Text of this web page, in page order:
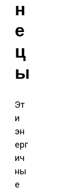
н
е
ц
ы
Эт
и
эн
ерг
ич
ны
е